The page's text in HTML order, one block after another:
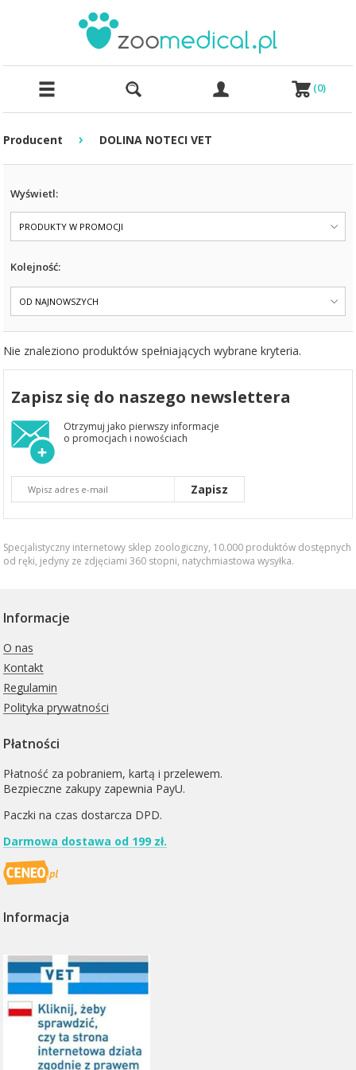
(0)
Producent › DOLINA NOTECI VET
Wyświetl:
PRODUKTY W PROMOCJI
Kolejność:
OD NAJNOWSZYCH
Nie znaleziono produktów spełniających wybrane kryteria.
Zapisz się do naszego newslettera
Otrzymuj jako pierwszy informacje
o promocjach i nowościach
Zapisz
Specjalistyczny internetowy sklep zoologiczny, 10.000 produktów dostępnych
od ręki, jedyny ze zdjęciami 360 stopni, natychmiastowa wysyłka.
Informacje
O nas
Kontakt
Regulamin
Polityka prywatności
Płatności
Płatność za pobraniem, kartą i przelewem.
Bezpieczne zakupy zapewnia PayU.
Paczki na czas dostarcza DPD.
Darmowa dostawa od 199 zł.
Informacja